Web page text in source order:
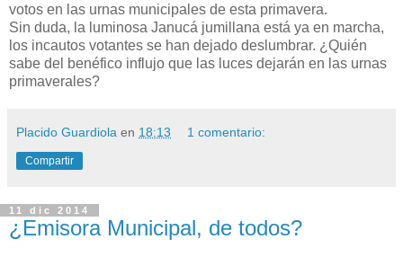
votos en las urnas municipales de esta primavera.
Sin duda, la luminosa Janucá jumillana está ya en marcha,
los incautos votantes se han dejado deslumbrar. ¿Quién
sabe del benéfico influjo que las luces dejarán en las urnas
primaverales?
Placido Guardiola en 18:13 1 comentario:
Compartir
11 dic 2014
¿Emisora Municipal, de todos?